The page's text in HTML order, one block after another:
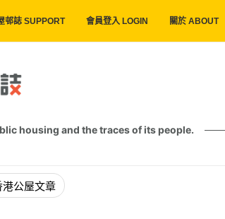
邨誌 SUPPORT 會員登入 LOGIN 關於 ABOUT
housing and the traces of its people.
港公屋文章